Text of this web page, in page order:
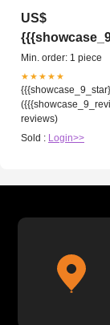
US$
Min. order: 1 piece
★★★★★
reviews)
Sold : Login>>